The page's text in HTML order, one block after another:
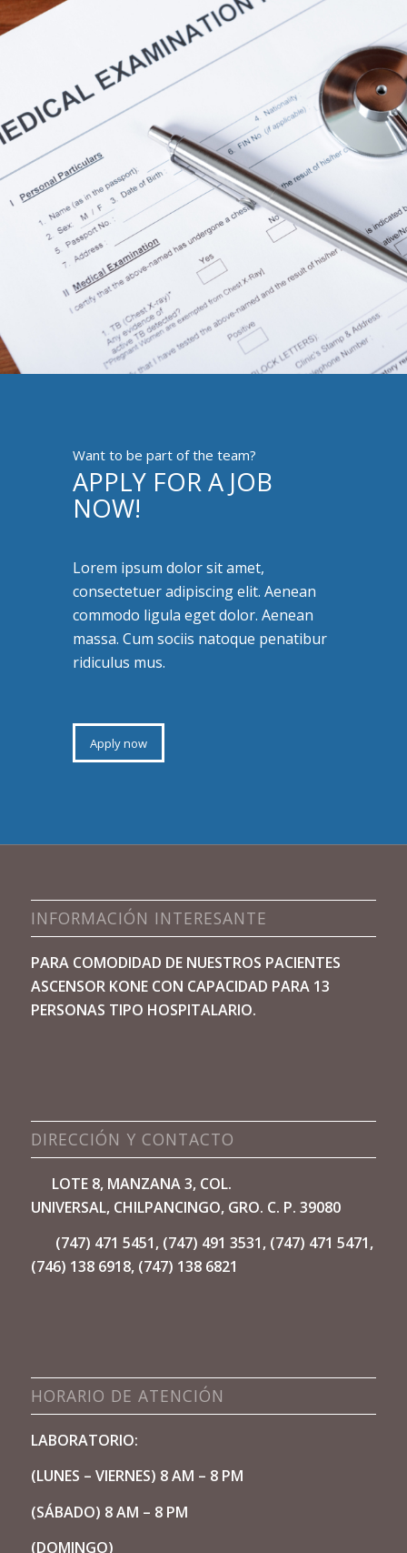
Want to be part of the team?
APPLY FOR A JOB
NOW!
Lorem ipsum dolor sit amet,
consectetuer adipiscing elit. Aenean
commodo ligula eget dolor. Aenean
massa. Cum sociis natoque penatibur
ridiculus mus.
Apply now
INFORMACIÓN INTERESANTE
PARA COMODIDAD DE NUESTROS PACIENTES
ASCENSOR KONECON CAPACIDAD PARA 13
PERSONAS TIPO HOSPITALARIO.
DIRECCIÓN Y CONTACTO
LOTE 8, MANZANA 3, COL.
UNIVERSAL, CHILPANCINGO, GRO. C. P. 39080
(747) 471 5451, (747) 491 3531, (747) 471 5471,
(746) 138 6918, (747) 138 6821
HORARIO DE ATENCIÓN
LABORATORIO:
(LUNES – VIERNES) 8 AM – 8 PM
(SÁBADO) 8 AM – 8 PM
(DOMINGO)